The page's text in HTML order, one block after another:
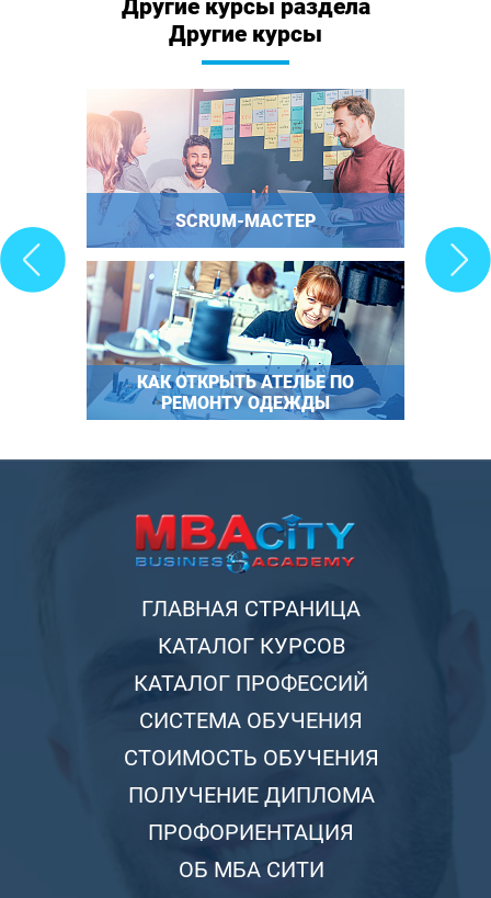
Другие курсы раздела
Другие курсы
SCRUM-МАСТЕР
КАК ОТКРЫТЬ АТЕЛЬЕ ПО
РЕМОНТУ ОДЕЖДЫ
ГЛАВНАЯ СТРАНИЦА
КАТАЛОГ КУРСОВ
КАТАЛОГ ПРОФЕССИЙ
СИСТЕМА ОБУЧЕНИЯ
СТОИМОСТЬ ОБУЧЕНИЯ
ПОЛУЧЕНИЕ ДИПЛОМА
ПРОФОРИЕНТАЦИЯ
ОБ МБА СИТИ